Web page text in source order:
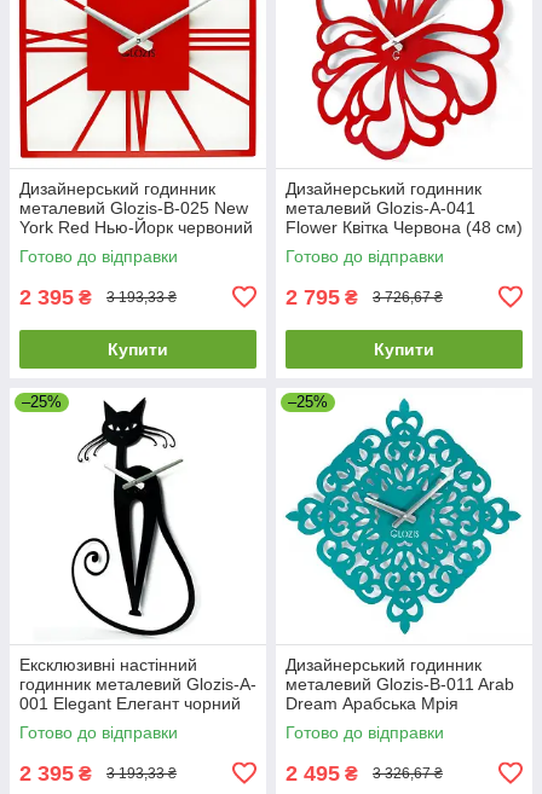
Дизайнерський годинник
металевий Glozis-B-025 New
York Red Нью-Йорк червоний
(35 см) [Метал, Відкритий,
Кольори]
Готово до відправки
2 395 ₴ 3 193,33 ₴
Купити
Дизайнерський годинник
металевий Glozis-A-041
Flower Квітка Червона (48 см)
[Метал, Відкритий, Кольори]
Готово до відправки
2 795 ₴ 3 726,67 ₴
Купити
–25%
Ексклюзивні настінний
годинник металевий Glozis-A-
001 Elegant Елегант чорний
(56х33см) [Метал, Відкритий,
Готово до відправки
2 395 ₴ 3 193,33 ₴
–25%
Дизайнерський годинник
металевий Glozis-B-011 Arab
Dream Арабська Мрія
блакитні/бірюзові (50 см)
[Метал,
Готово до відправки
2 495 ₴ 3 326,67 ₴